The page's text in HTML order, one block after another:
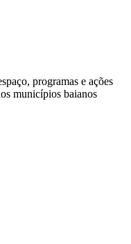
programas e ações
municípios baianos